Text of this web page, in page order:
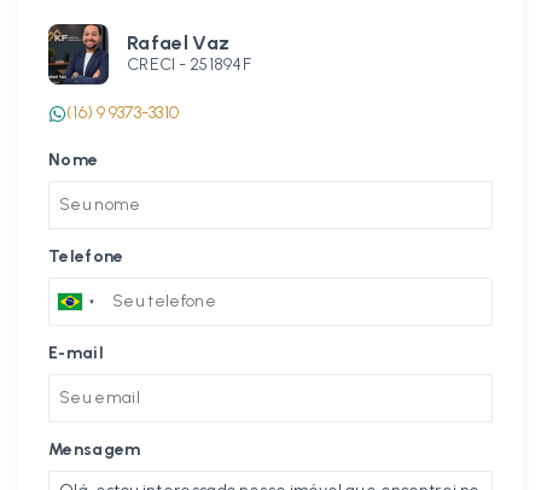
Rafael Vaz
CRECI - 251894F
(16) 9 9373-3310
Nome
Telefone
E-mail
Mensagem